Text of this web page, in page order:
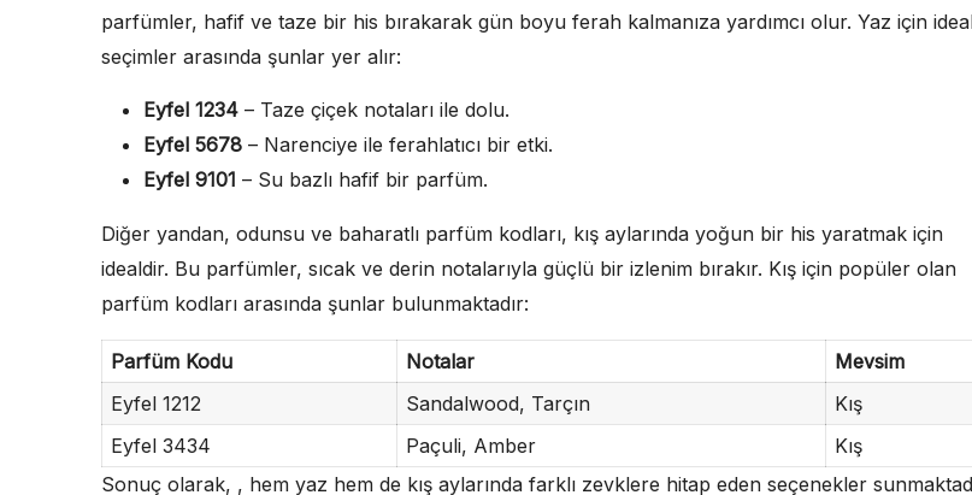
parfümler, hafif ve taze bir his bırakarak gün boyu ferah kalmanıza yardımcı olur. Yaz için
seçimler arasında şunlar yer alır:
Eyfel 1234 – Taze çiçek notaları ile dolu.
Eyfel 5678 – Narenciye ile ferahlatıcı bir etki.
Eyfel 9101 – Su bazlı hafif bir parfüm.
Diğer yandan, odunsu ve baharatlı parfüm kodları, kış aylarında yoğun bir his yaratmak için
idealdir. Bu parfümler, sıcak ve derin notalarıyla güçlü bir izlenim bırakır. Kış için popüler olan
parfüm kodları arasında şunlar bulunmaktadır:
Parfüm Kodu Notalar
Mevsim
Eyfel 1212
Sandalwood, Tarçın
Kış
Eyfel 3434
Paçuli, Amber
Kış
Sonuç olarak, , hem yaz hem de kış aylarında farklı zevklere hitap eden seçenekler